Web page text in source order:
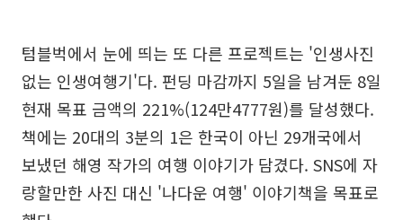
텀블벅에서 눈에 띄는 또 다른 프로젝트는 '인생사진
없는 인생여행기'다. 펀딩 마감까지 5일을 남겨둔 8일
현재 목표 금액의 221%(124만4777원)를 달성했다.
책에는 20대의 3분의 1은 한국이 아닌 29개국에서
보냈던 해영 작가의 여행 이야기가 담겼다. SNS에 자
랑할만한 사진 대신 '나다운 여행' 이야기책을 목표로